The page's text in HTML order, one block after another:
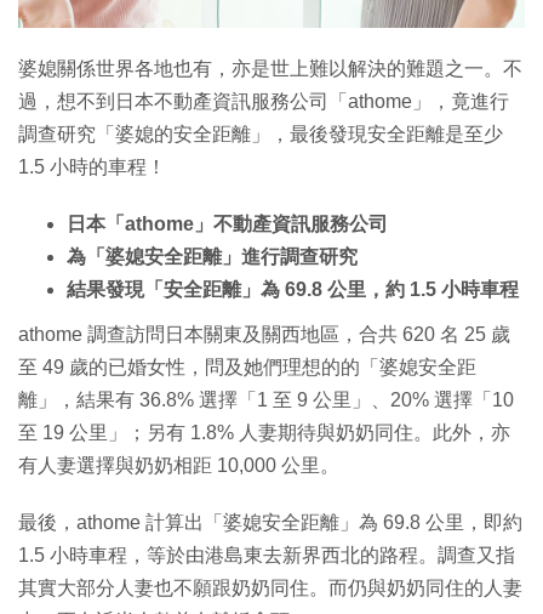
婆媳關係世界各地也有，亦是世上難以解決的難題之一。不
過，想不到日本不動產資訊服務公司「athome」，竟進行
調查研究「婆媳的安全距離」，最後發現安全距離是至少
1.5 小時的車程！
日本「athome」不動產資訊服務公司
為「婆媳安全距離」進行調查研究
結果發現「安全距離」為 69.8 公里，約 1.5 小時車程
athome 調查訪問日本關東及關西地區，合共 620 名 25 歲
至 49 歲的已婚女性，問及她們理想的的「婆媳安全距
離」，結果有 36.8% 選擇「1 至 9 公里」、20% 選擇「10
至 19 公里」；另有 1.8% 人妻期待與奶奶同住。此外，亦
有人妻選擇與奶奶相距 10,000 公里。
最後，athome 計算出「婆媳安全距離」為 69.8 公里，即約
1.5 小時車程，等於由港島東去新界西北的路程。調查又指
其實大部分人妻也不願跟奶奶同住。而仍與奶奶同住的人妻